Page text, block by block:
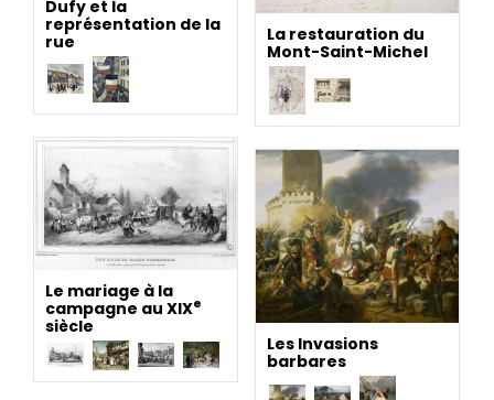
La restauration du
Mont-Saint-Michel
Dufy et la
représentation de la
rue
Le mariage à la
campagne au XIXe
siècle
Les Invasions
barbares